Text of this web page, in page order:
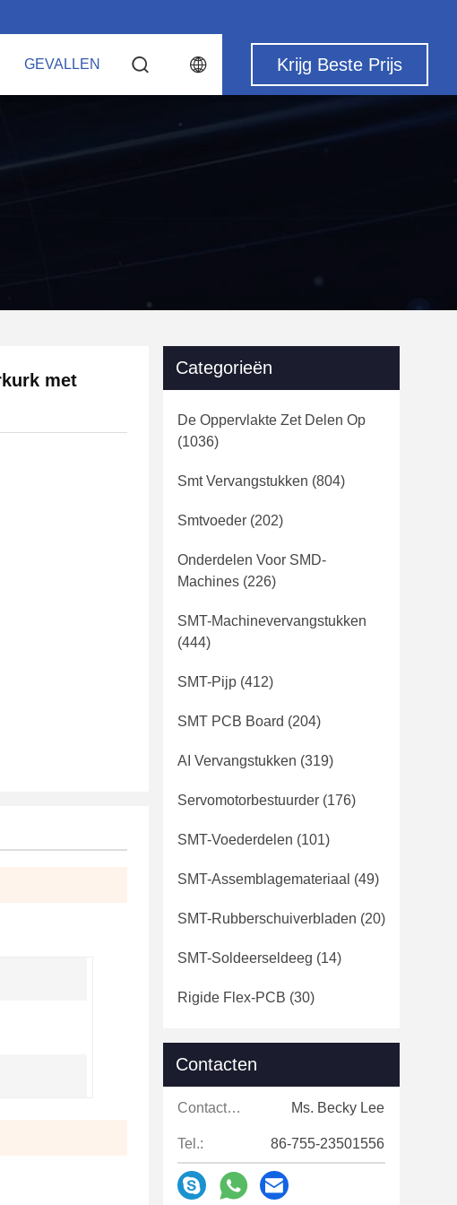
GEVALLEN Krijg Beste Prijs
met
Categorieën
De Oppervlakte Zet Delen Op
(1036)
Smt Vervangstukken (804)
Smtvoeder (202)
Onderdelen Voor SMD-
Machines (226)
SMT-Machinevervangstukken
(444)
SMT-Pijp (412)
SMT PCB Board (204)
AI Vervangstukken (319)
Servomotorbestuurder (176)
SMT-Voederdelen (101)
SMT-Assemblagemateriaal (49)
SMT-Rubberschuiverbladen (20)
SMT-Soldeerseldeeg (14)
Rigide Flex-PCB (30)
Contacten
Contacten: Ms. Becky Lee
Tel.: 86-755-23501556